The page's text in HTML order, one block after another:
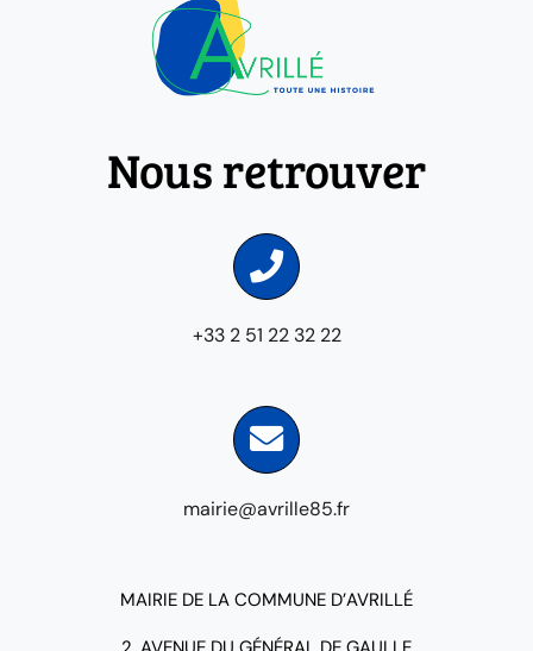
Nous retrouver
+33 2 51 22 32 22
mairie@avrille85.fr
MAIRIE DE LA COMMUNE D’AVRILLÉ